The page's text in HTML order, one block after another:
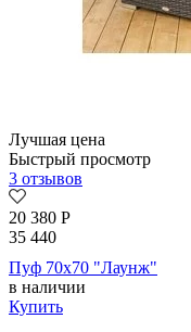
Лучшая цена
Быстрый просмотр
3 отзывов
20 380 Р
35 440
Пуф 70х70 "Лаунж"
в наличии
Купить